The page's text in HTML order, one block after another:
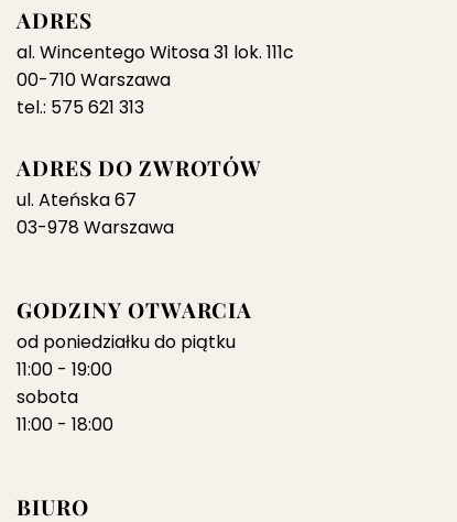
ADRES
al. Wincentego Witosa 31 lok. 111c
00-710 Warszawa
tel.: 575 621 313
ADRES DO ZWROTÓW
ul. Ateńska 67
03-978 Warszawa
GODZINY OTWARCIA
od poniedziałku do piątku
11:00 - 19:00
sobota
11:00 - 18:00
BIURO